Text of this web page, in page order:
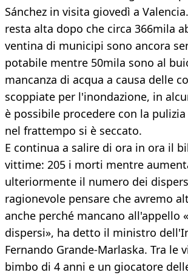
Sánchez in visita giovedì a
resta alta dopo che circa 366mila
ventina di municipi sono ancora
potabile mentre 50mila sono al
mancanza di acqua a causa delle
scoppiate per l'inondazione, in
è possibile procedere con la
nel frattempo si è seccato.
E continua a salire di ora in ora il
vittime: 205 i morti mentre
ulteriormente il numero dei
ragionevole pensare che avremo
anche perché mancano all'appello
dispersi», ha detto il ministro
Fernando Grande-Marlaska. Tra le
bimbo di 4 anni e un giocatore